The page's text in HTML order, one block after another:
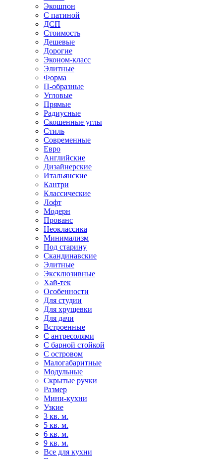
Экошпон
С патиной
ДСП
Стоимость
Дешевые
Дорогие
Эконом-класс
Элитные
Форма
П-образные
Угловые
Прямые
Радиусные
Скошенные углы
Стиль
Современные
Евро
Английские
Дизайнерские
Итальянские
Кантри
Классические
Лофт
Модерн
Прованс
Неоклассика
Минимализм
Под старину
Скандинавские
Элитные
Эксклюзивные
Хай-тек
Особенности
Для студии
Для хрущевки
Для дачи
Встроенные
С антресолями
С барной стойкой
С островом
Малогабаритные
Модульные
Скрытые ручки
Размер
Мини-кухни
Узкие
3 кв. м.
5 кв. м.
6 кв. м.
9 кв. м.
Все для кухни